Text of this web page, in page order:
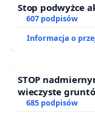
Stop podwyżce
607 podpisów
Informacja o
STOP
wieczyste
ogrody działkowe.
685 podpisów